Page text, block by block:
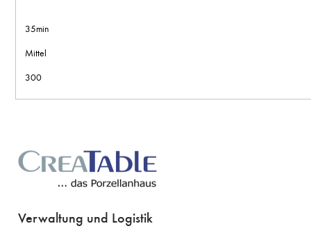
35min
Mittel
300
Verwaltung und Logistik